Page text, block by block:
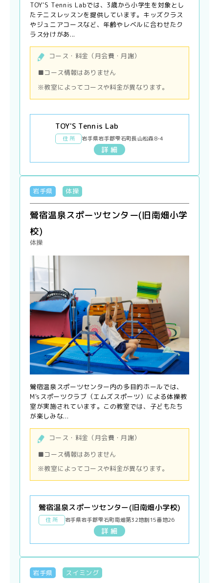
TOY'S Tennis Labでは、3歳から小学生を対象とし
たテニスレッスンを提供しています。キッズクラス
やジュニアコースなど、年齢やレベルに合わせたク
ラス分けがあ...
コース・料金（月会費・月謝）
■コース情報はありません
※教室によってコースや料金が異なります。
TOY'S Tennis Lab
住 所 岩手県岩手郡雫石町長山松森8-4
詳 細
岩手県 体操
鶯宿温泉スポーツセンター(旧南畑小学
校)
体操
鶯宿温泉スポーツセンター内の多目的ホールでは、
M'sスポーツクラブ（エムズスポーツ）による体操教
室が実施されています。この教室では、子どもたち
が楽しみな...
コース・料金（月会費・月謝）
■コース情報はありません
※教室によってコースや料金が異なります。
鶯宿温泉スポーツセンター(旧南畑小学校)
住 所 岩手県岩手郡雫石町南畑第32地割15番地26
詳 細
岩手県 スイミング